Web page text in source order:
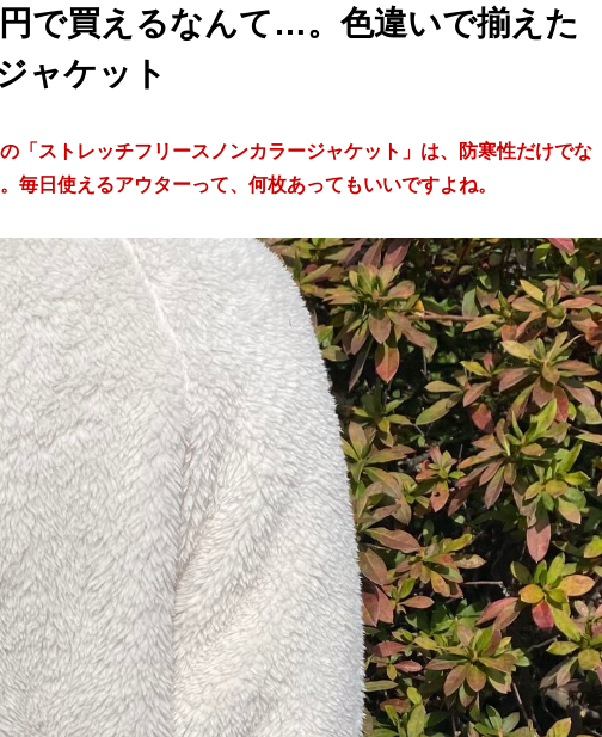
で買えるなんて…。色違いで揃えた
ャケット
「ストレッチフリースノンカラージャケット」は、防寒性だけでな
毎日使えるアウターって、何枚あってもいいですよね。